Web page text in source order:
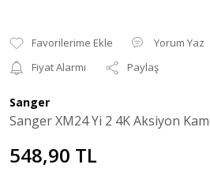
Yorum Yaz
Fiyat Alarmı
Paylaş
Sanger
Sanger XM24 Yi 2 4K Aksiyon
548,90 TL